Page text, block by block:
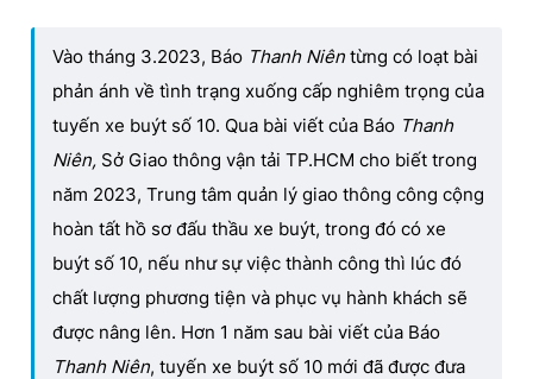
Vào tháng 3.2023, Báo Thanh Niên từng có loạt bài
phản ánh về tình trạng xuống cấp nghiêm trọng của
tuyến xe buýt số 10. Qua bài viết của Báo Thanh
Niên, Sở Giao thông vận tải TP.HCM cho biết trong
năm 2023, Trung tâm quản lý giao thông công cộng
hoàn tất hồ sơ đấu thầu xe buýt, trong đó có xe
buýt số 10, nếu như sự việc thành công thì lúc đó
chất lượng phương tiện và phục vụ hành khách sẽ
được nâng lên. Hơn 1 năm sau bài viết của Báo
Thanh Niên, tuyến xe buýt số 10 mới đã được đưa